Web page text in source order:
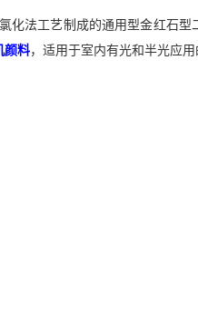
化法工艺制成的通用型金红石
颜料，适用于室内有光和半光应